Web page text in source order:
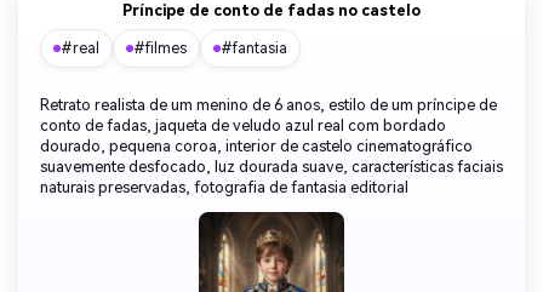
Príncipe de conto de fadas no castelo
#real #filmes #fantasia
Retrato realista de um menino de 6 anos, estilo de um príncipe de
conto de fadas, jaqueta de veludo azul real com bordado
dourado, pequena coroa, interior de castelo cinematográfico
suavemente desfocado, luz dourada suave, características faciais
naturais preservadas, fotografia de fantasia editorial